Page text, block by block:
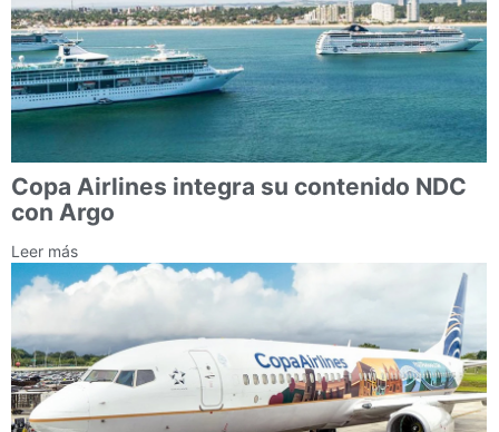
Copa Airlines integra su contenido NDC
con Argo
Leer más